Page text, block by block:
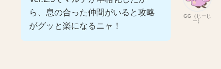
GG（じーじ
ー）
ら、息の合った仲間がいると攻略
がグッと楽になるニャ！